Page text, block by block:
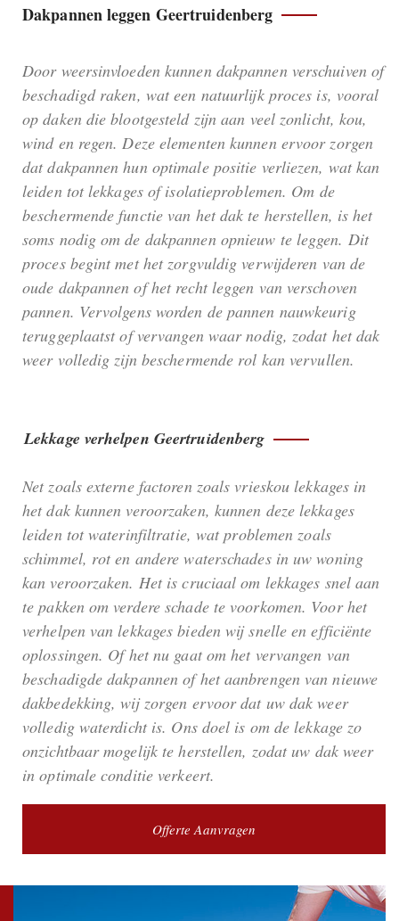
Dakpannen leggen Geertruidenberg
Door weersinvloeden kunnen dakpannen verschuiven of
beschadigd raken, wat een natuurlijk proces is, vooral
op daken die blootgesteld zijn aan veel zonlicht, kou,
wind en regen. Deze elementen kunnen ervoor zorgen
dat dakpannen hun optimale positie verliezen, wat kan
leiden tot lekkages of isolatieproblemen. Om de
beschermende functie van het dak te herstellen, is het
soms nodig om de dakpannen opnieuw te leggen. Dit
proces begint met het zorgvuldig verwijderen van de
oude dakpannen of het recht leggen van verschoven
pannen. Vervolgens worden de pannen nauwkeurig
teruggeplaatst of vervangen waar nodig, zodat het dak
weer volledig zijn beschermende rol kan vervullen.
Lekkage verhelpen Geertruidenberg
Net zoals externe factoren zoals vrieskou lekkages in
het dak kunnen veroorzaken, kunnen deze lekkages
leiden tot waterinfiltratie, wat problemen zoals
schimmel, rot en andere waterschades in uw woning
kan veroorzaken. Het is cruciaal om lekkages snel aan
te pakken om verdere schade te voorkomen. Voor het
verhelpen van lekkages bieden wij snelle en efficiënte
oplossingen. Of het nu gaat om het vervangen van
beschadigde dakpannen of het aanbrengen van nieuwe
dakbedekking, wij zorgen ervoor dat uw dak weer
volledig waterdicht is. Ons doel is om de lekkage zo
onzichtbaar mogelijk te herstellen, zodat uw dak weer
in optimale conditie verkeert.
Offerte Aanvragen